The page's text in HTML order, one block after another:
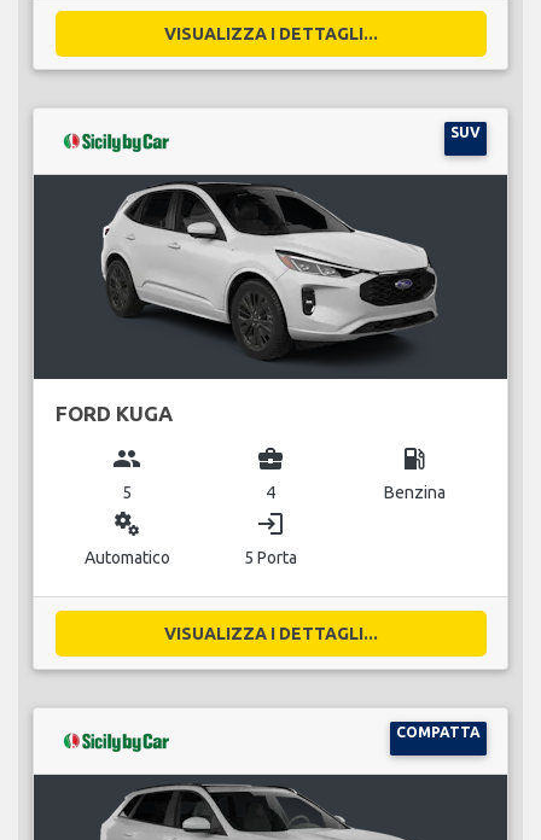
VISUALIZZA I DETTAGLI...
SUV
FORD KUGA
group
5
business_center
4
local_gas_station
Benzina
miscellaneous_services
Automatico
login
5 Porta
VISUALIZZA I DETTAGLI...
COMPATTA